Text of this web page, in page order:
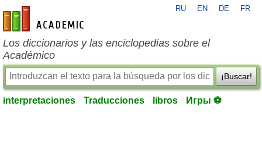
es-academic.com
RU EN DE FR
Los diccionarios y las enciclopedias sobre el
Académico
¡Buscar!
interpretaciones Traducciones libros Игры ⚽